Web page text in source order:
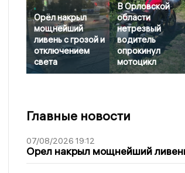
Орёл накрыл
мощнейший
ливень с грозой и
отключением
света
В Орловской
области
нетрезвый
водитель
опрокинул
мотоцикл
Главные новости
07/08/2026 19:12
Орел накрыл мощнейший